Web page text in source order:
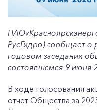
РусГидро) сообщает о
годовом заседании
состоявшемся 9 июня
В ходе голосования
отчет Общества за